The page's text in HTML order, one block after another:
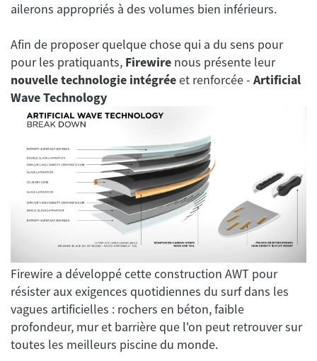
Afin de proposer quelque chose qui a du sens pour
pour les pratiquants, Firewire nous présente leur
nouvelle technologie intégréeet renforcée - Artificial
Wave Technology
Firewire a développé cette construction AWT pour
résister aux exigences quotidiennes du surf dans les
vagues artificielles : rochers en béton, faible
profondeur, mur et barrière que l'on peut retrouver sur